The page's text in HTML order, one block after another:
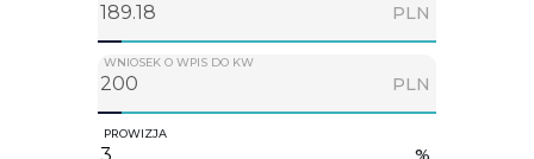
PLN
WNIOSEK O WPIS DO KW
PLN
PROWIZJA
%